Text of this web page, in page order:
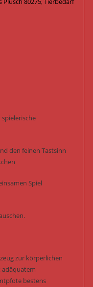
den feinen Tastsinn
Spiel
zur körperlichen
adäquatem
bestens